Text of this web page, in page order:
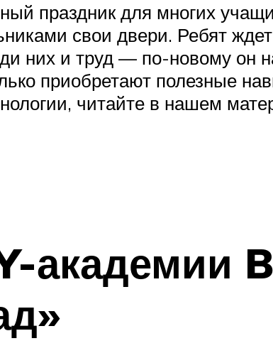
праздник для многих
свои двери. Ребят
них и труд — по-новому он
приобретают полезные
читайте в нашем
академии